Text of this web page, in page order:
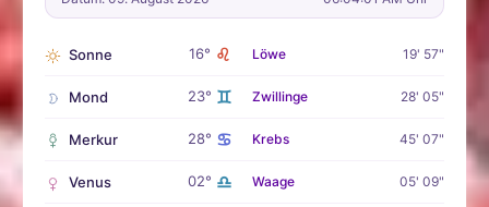
Sonne 16° ♌ Löwe 19' 57"
Mond 23° ♊ Zwillinge 28' 05"
Merkur 28° ♋ Krebs 45' 07"
Venus 02° ♎ Waage 05' 09"